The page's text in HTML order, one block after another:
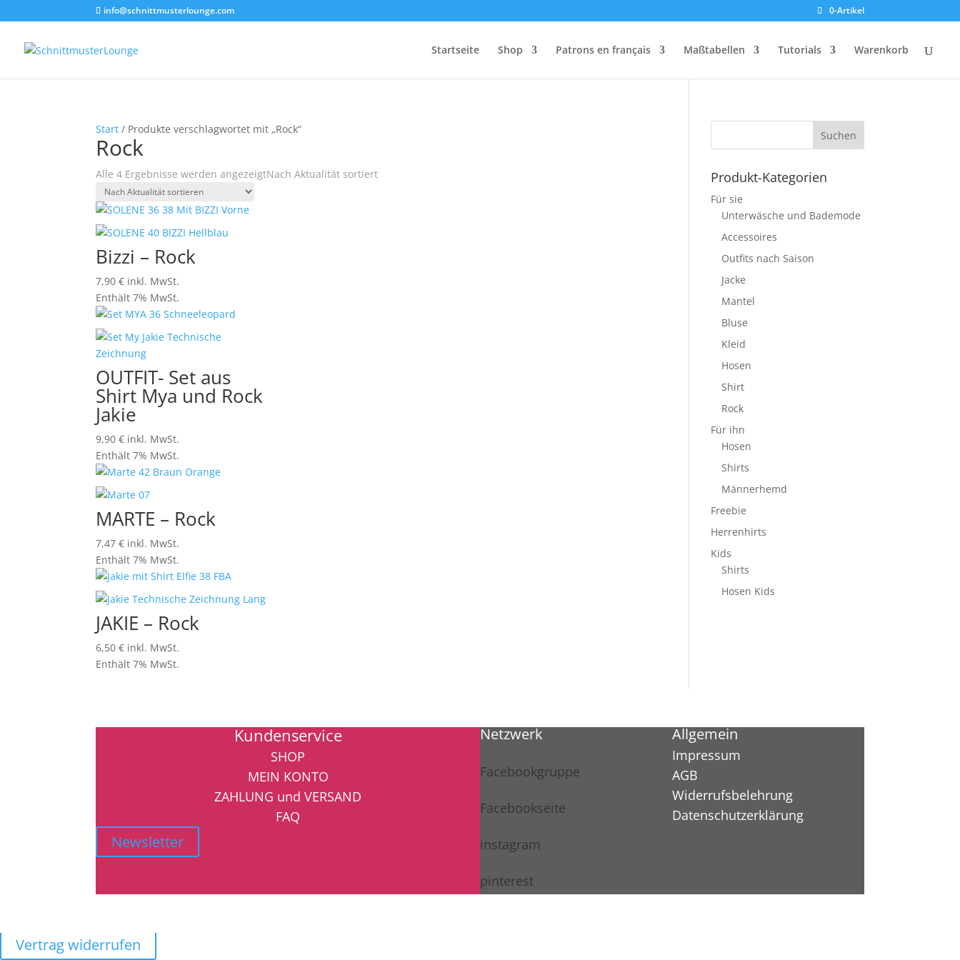
info@schnittmusterlounge.com 0-Artikel
Startseite Shop Patrons en français Maßtabellen Tutorials Warenkorb
Start / Produkte verschlagwortet mit „Rock“
Rock
Alle 4 Ergebnisse werden angezeigtNach Aktualität sortiert
Bizzi – Rock
7,90€ inkl. MwSt.
Enthält 7% MwSt.
OUTFIT- Set aus
Shirt Mya und Rock
Jakie
9,90€ inkl. MwSt.
Enthält 7% MwSt.
MARTE – Rock
7,47€ inkl. MwSt.
Enthält 7% MwSt.
JAKIE – Rock
6,50€ inkl. MwSt.
Enthält 7% MwSt.
Produkt-Kategorien
Für sie
Unterwäsche und Bademode
Accessoires
Outfits nach Saison
Jacke
Mantel
Bluse
Kleid
Hosen
Shirt
Rock
Für ihn
Hosen
Shirts
Männerhemd
Freebie
Herrenhirts
Kids
Shirts
Hosen Kids
Kundenservice
SHOP
MEIN KONTO
ZAHLUNG und VERSAND
FAQ
Newsletter
Netzwerk
Facebookgruppe
Facebookseite
instagram
pinterest
Allgemein
Impressum
AGB
Widerrufsbelehrung
Datenschutzerklärung
Vertrag widerrufen